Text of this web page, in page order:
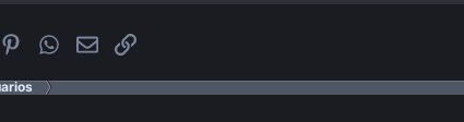
PinterestWhatsApp
Email Enlace